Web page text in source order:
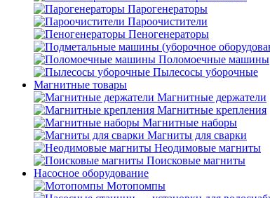
Парогенераторы
Пароочистители
Пеногенераторы
Поломоечные машины
Пылесосы уборочные
Магнитные товары
Магнитные держатели
Магнитные крепления
Магнитные наборы
Магниты для сварки
Неодимовые магниты
Поисковые магниты
Насосное оборудование
Мотопомпы